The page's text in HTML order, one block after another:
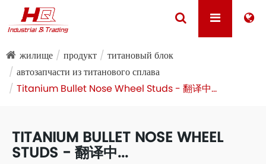
жилище продукт
титановый блок
автозапчасти из титанового сплава
Titanium Bullet Nose Wheel Studs - 翻译中...
TITANIUM BULLET NOSE WHEEL
STUDS - 翻译中...